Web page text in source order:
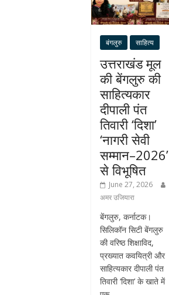
बंगलुरु साहित्य
उत्तराखंड मूल
की बेंगलुरु की
साहित्यकार
दीपाली पंत
तिवारी ‘दिशा’
‘नागरी सेवी
सम्मान–2026’
से विभूषित
June 27, 2026
अमर उजियारा
बेंगलुरु, कर्नाटक।
सिलिकॉन सिटी बेंगलुरु
की वरिष्ठ शिक्षाविद,
प्रख्यात कवयित्री और
साहित्यकार दीपाली पंत
तिवारी ‘दिशा’ के खाते में